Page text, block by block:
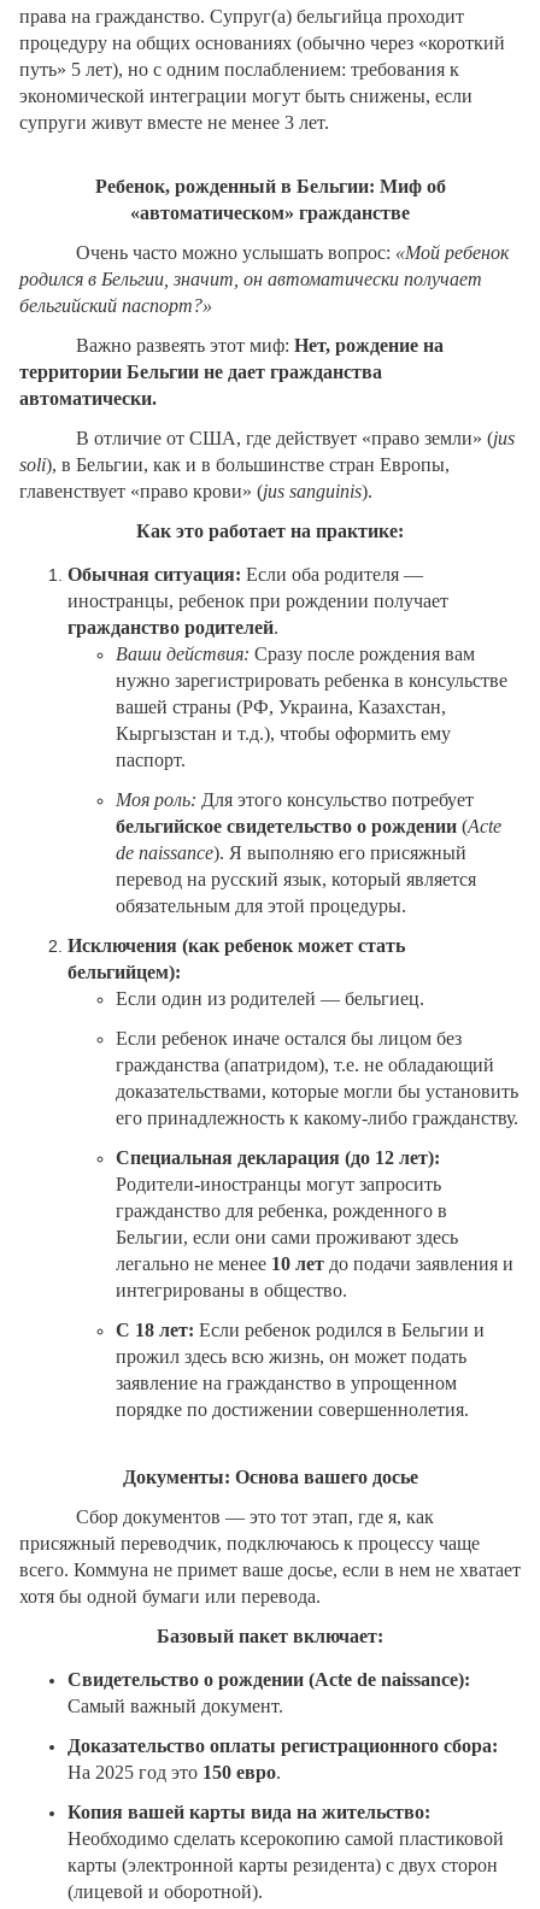
права на гражданство. Супруг(а) бельгийца проходит
процедуру на общих основаниях (обычно через «короткий
путь» 5 лет), но с одним послаблением: требования к
экономической интеграции могут быть снижены, если
супруги живут вместе не менее 3 лет.
Ребенок, рожденный в Бельгии: Миф об
«автоматическом» гражданстве
Очень часто можно услышать вопрос: «Мой ребенок
родился в Бельгии, значит, он автоматически получает
бельгийский паспорт?»
Важно развеять этот миф:Нет, рождение на
территории Бельгии не дает гражданства
автоматически.
В отличие от США, где действует «право земли» (jus
soli), в Бельгии, как и в большинстве стран Европы,
главенствует «право крови» (jus sanguinis).
Как это работает на практике:
Обычная ситуация: Если оба родителя —
иностранцы, ребенок при рождении получает
гражданство родителей.
Ваши действия: Сразу после рождения вам
нужно зарегистрировать ребенка в консульстве
вашей страны (РФ, Украина, Казахстан,
Кыргызстан и т.д.), чтобы оформить ему
паспорт.
Моя роль: Для этого консульство потребует
бельгийское свидетельство о рождении (Acte
de naissance). Я выполняю его присяжный
перевод на русский язык, который является
обязательным для этой процедуры.
Исключения (как ребенок может стать
бельгийцем):
Если один из родителей — бельгиец.
Если ребенок иначе остался бы лицом без
гражданства (апатридом), т.е. не обладающий
доказательствами, которые могли бы установить
его принадлежность к какому-либо гражданству.
Специальная декларация (до 12 лет):
Родители-иностранцы могут запросить
гражданство для ребенка, рожденного в
Бельгии, если они сами проживают здесь
легально не менее 10 лет до подачи заявления и
интегрированы в общество.
С 18 лет: Если ребенок родился в Бельгии и
прожил здесь всю жизнь, он может подать
заявление на гражданство в упрощенном
порядке по достижении совершеннолетия.
Документы: Основа вашего досье
Сбор документов — это тот этап, где я, как
присяжный переводчик, подключаюсь к процессу чаще
всего. Коммуна не примет ваше досье, если в нем не хватает
хотя бы одной бумаги или перевода.
Базовый пакет включает:
Свидетельство о рождении (Acte de naissance):
Самый важный документ.
Доказательство оплаты регистрационного сбора:
На 2025 год это 150 евро.
Копия вашей карты вида на жительство:
Необходимо сделать ксерокопию самой пластиковой
карты (электронной карты резидента) с двух сторон
(лицевой и оборотной).